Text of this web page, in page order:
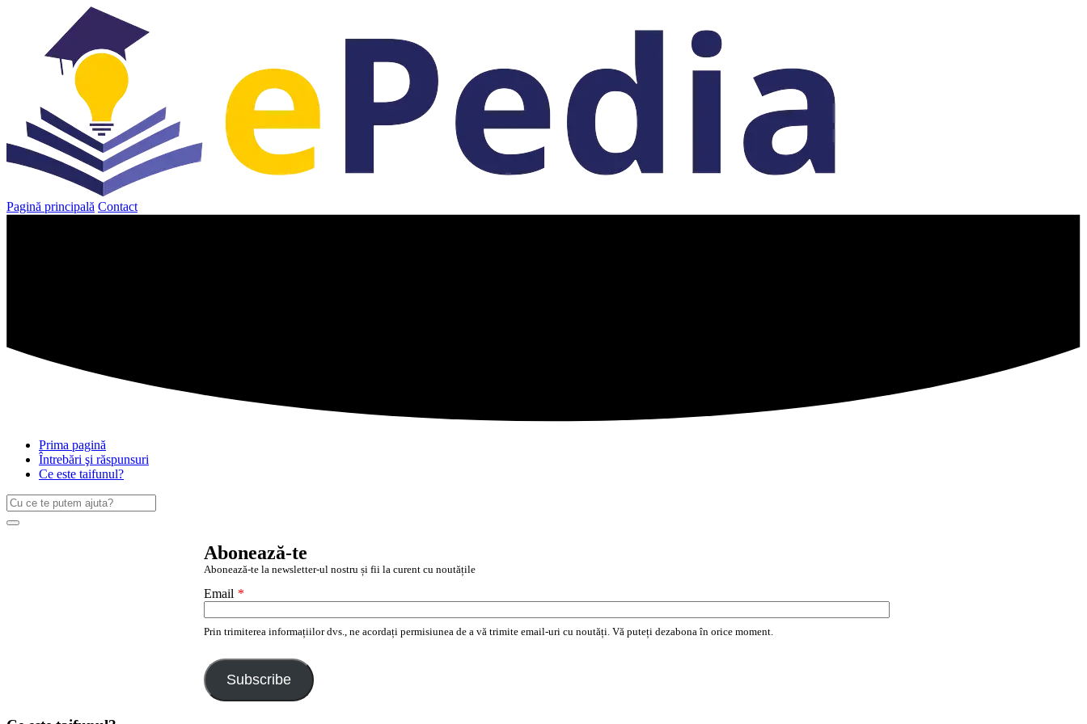
Pagină principală Contact
Prima pagină
Întrebări şi răspunsuri
Ce este taifunul?
Caută
după:
Search
Abonează-te
Abonează-te la newsletter-ul nostru și fii la curent cu noutățile
Email *
Prin trimiterea informațiilor dvs., ne acordați permisiunea de a vă trimite email-uri cu noutăți. Vă puteți dezabona în orice moment.
Subscribe